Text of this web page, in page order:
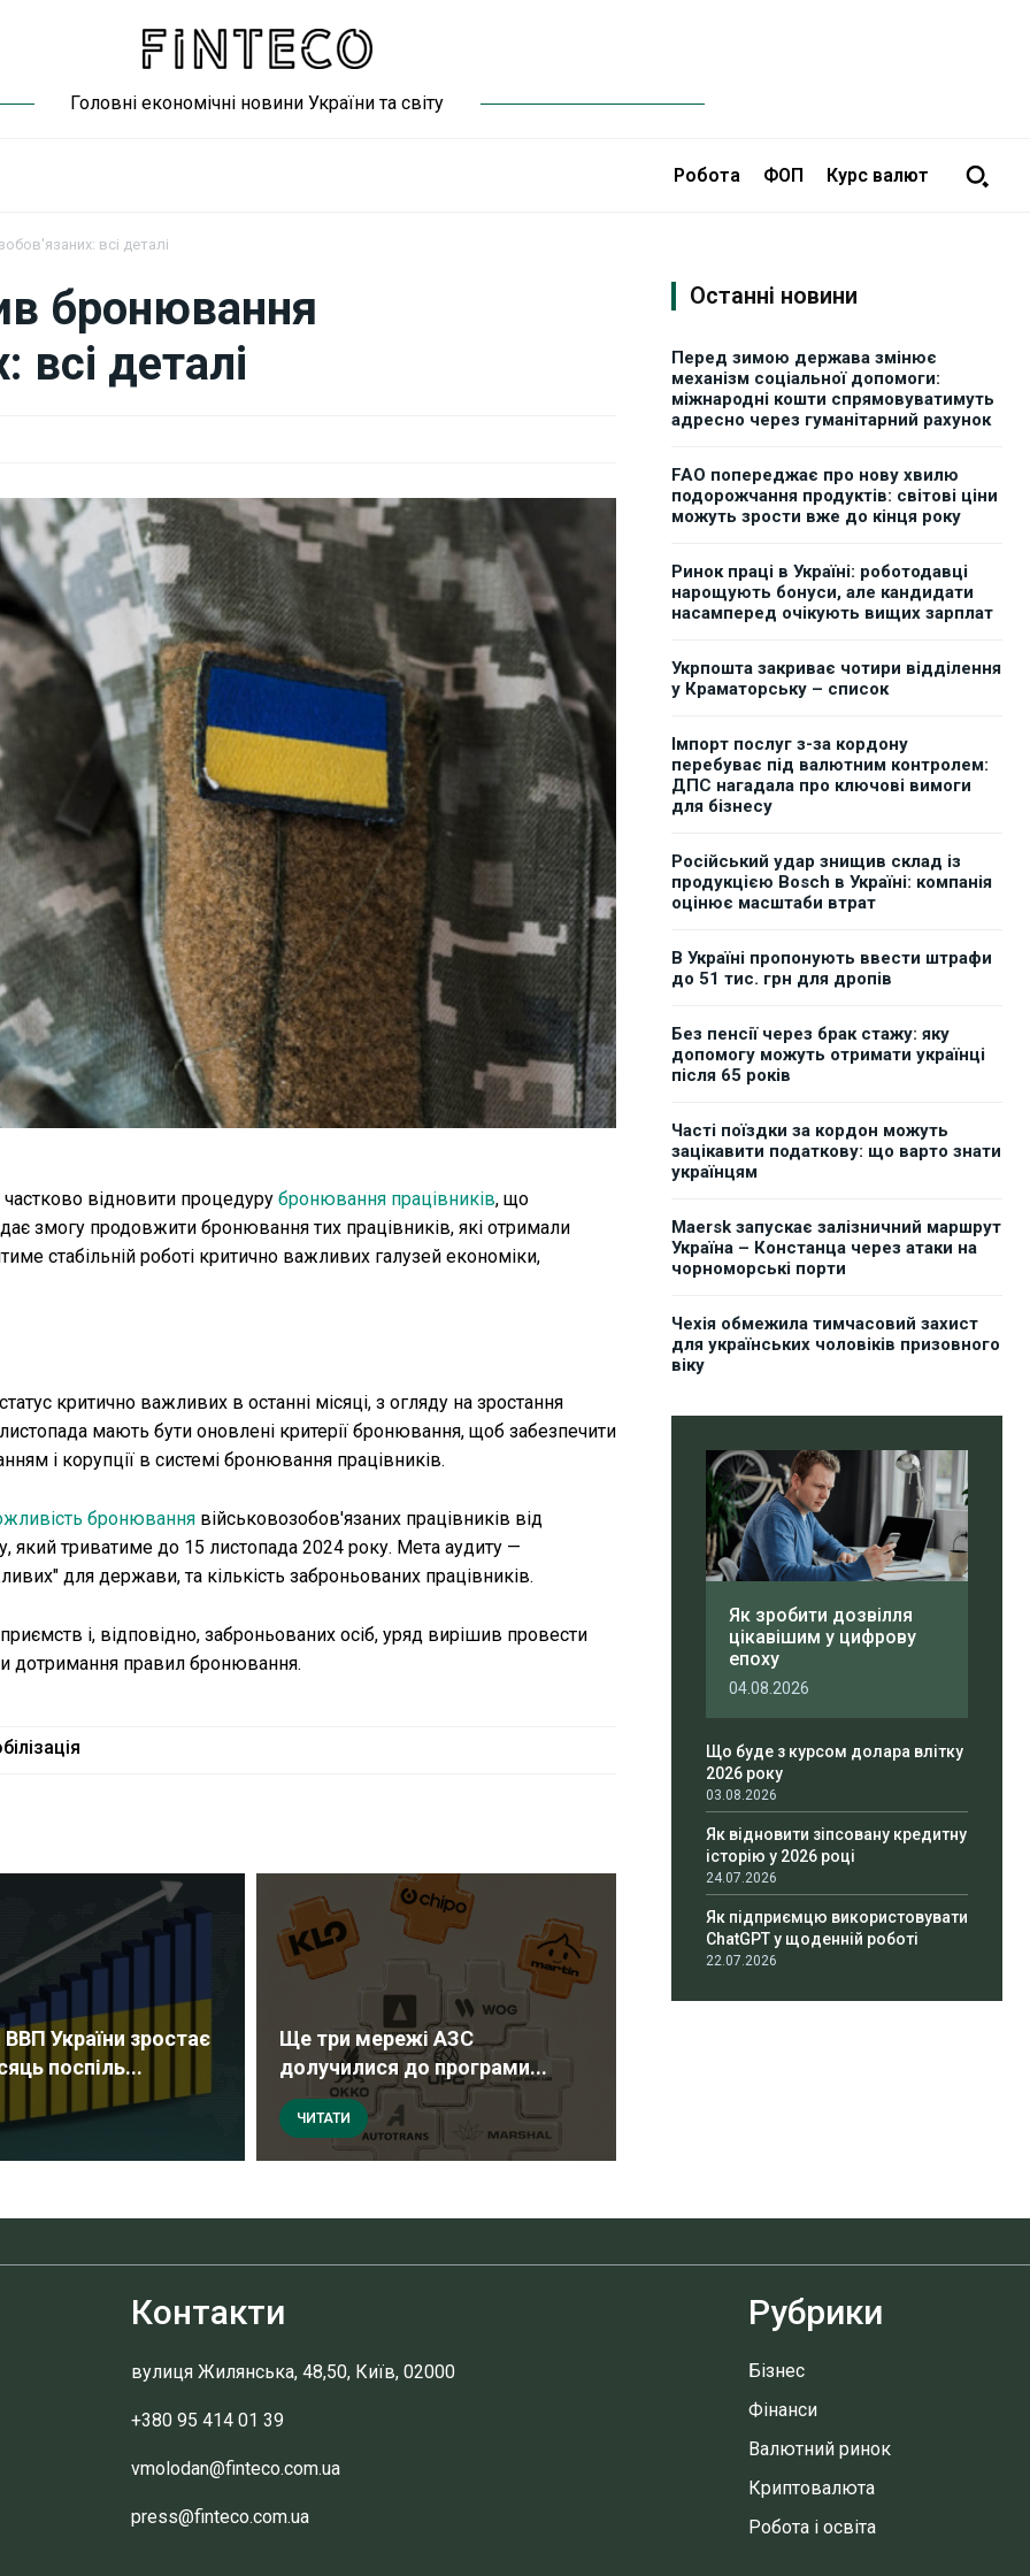
Головні економічні новини України та світу
Робота ФОП Курс валют
всі деталі
бронювання
всі деталі
відновити процедуру бронювання працівників, що
змогу продовжити бронювання тих працівників, які отримали
стабільній роботі критично важливих галузей економіки,
критично важливих в останні місяці, з огляду на зростання
мають бути оновлені критерії бронювання, щоб забезпечити
і корупції в системі бронювання працівників.
бронювання військовозобов'язаних працівників від
який триватиме до 15 листопада 2024 року. Мета аудиту —
для держави, та кількість заброньованих працівників.
і, відповідно, заброньованих осіб, уряд вирішив провести
дотримання правил бронювання.
України зростає
поспіль...
Ще три мережі АЗС
долучилися до програми...
ЧИТАТИ
Останні новини
Перед зимою держава змінює
механізм соціальної допомоги:
міжнародні кошти спрямовуватимуть
адресно через гуманітарний рахунок
FAO попереджає про нову хвилю
подорожчання продуктів: світові ціни
можуть зрости вже до кінця року
Ринок праці в Україні: роботодавці
нарощують бонуси, але кандидати
насамперед очікують вищих зарплат
Укрпошта закриває чотири відділення
у Краматорську – список
Імпорт послуг з-за кордону
перебуває під валютним контролем:
ДПС нагадала про ключові вимоги
для бізнесу
Російський удар знищив склад із
продукцією Bosch в Україні: компанія
оцінює масштаби втрат
В Україні пропонують ввести штрафи
до 51 тис. грн для дропів
Без пенсії через брак стажу: яку
допомогу можуть отримати українці
після 65 років
Часті поїздки за кордон можуть
зацікавити податкову: що варто знати
українцям
Maersk запускає залізничний маршрут
Україна – Констанца через атаки на
чорноморські порти
Чехія обмежила тимчасовий захист
для українських чоловіків призовного
віку
Як зробити дозвілля
цікавішим у цифрову
епоху
04.08.2026
Що буде з курсом долара влітку
2026 року
03.08.2026
Як відновити зіпсовану кредитну
історію у 2026 році
24.07.2026
Як підприємцю використовувати
ChatGPT у щоденній роботі
22.07.2026
Контакти
вулиця Жилянська, 48,50, Київ, 02000
+380 95 414 01 39
vmolodan@finteco.com.ua
press@finteco.com.ua
Рубрики
Бізнес
Фінанси
Валютний ринок
Криптовалюта
Робота і освіта